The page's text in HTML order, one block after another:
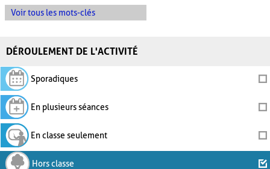
Voir tous les mots-clés
DÉROULEMENT DE L'ACTIVITÉ
Sporadiques
En plusieurs séances
En classe seulement
Hors classe